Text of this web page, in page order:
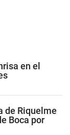
en el
de Riquelme
Boca por